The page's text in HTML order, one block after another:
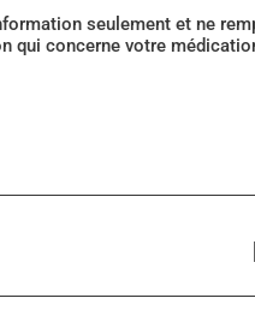
seulement et ne
qui concerne votre